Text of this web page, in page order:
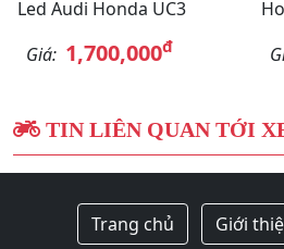
Led Audi Honda UC3
Giá: 1,700,000đ
TIN LIÊN QUAN TỚI
Trang chủ Giới